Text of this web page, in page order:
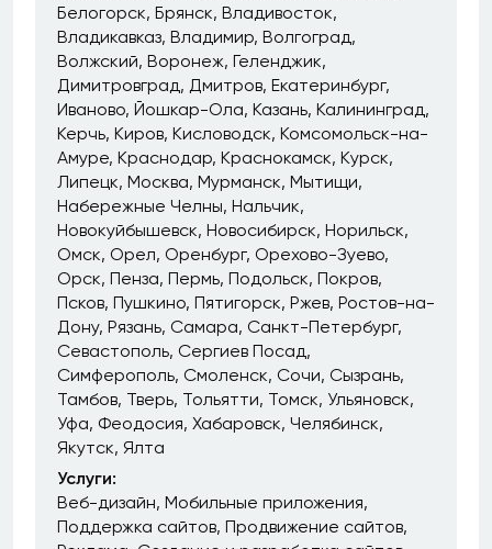
Белогорск Брянск Владивосток
Владикавказ Владимир Волгоград
Волжский Воронеж Геленджик
Димитровград Дмитров Екатеринбург
Иваново Йошкар-Ола Казань Калининград
Керчь Киров Кисловодск Комсомольск-на-
Амуре Краснодар Краснокамск Курск
Липецк Москва Мурманск Мытищи
Набережные Челны Нальчик
Новокуйбышевск Новосибирск Норильск
Омск Орел Оренбург Орехово-Зуево
Орск Пенза Пермь Подольск Покров
Псков Пушкино Пятигорск Ржев Ростов-на-
Дону Рязань Самара Санкт-Петербург
Севастополь Сергиев Посад
Симферополь Смоленск Сочи Сызрань
Тамбов Тверь Тольятти Томск Ульяновск
Уфа Феодосия Хабаровск Челябинск
Якутск Ялта
Услуги:
Веб-дизайн Мобильные приложения
Поддержка сайтов Продвижение сайтов